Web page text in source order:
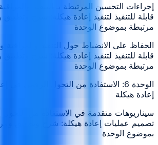
إجراءات التحسين المرتبطة بـ التنفيذ
قابلة للتنفيذ لتنفيذ إعادة هيكلة: شرح
مرتبطة بموضوع الوحدة
الحفاظ على الانضباط حول التنفيذ
قابلة للتنفيذ لتنفيذ إعادة هيكلة: شرح
مرتبطة بموضوع الوحدة
الوحدة 6: الاستفادة من التحول الرقمي
إعادة هيكلة
سيناريوهات متقدمة في الاستفادة من
تصميم عمليات إعادة هيكلة: شرح وتطبيق
بموضوع الوحدة